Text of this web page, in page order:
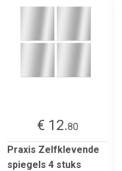
€ 12.80
Praxis Zelfklevende
spiegels 4 stuks